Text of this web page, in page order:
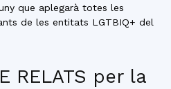
que aplegarà totes les
de les entitats LGTBIQ+ del
RELATS per la